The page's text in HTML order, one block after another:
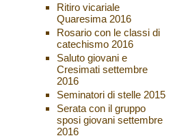
Ritiro vicariale
Quaresima 2016
Rosario con le classi di
catechismo 2016
Saluto giovani e
Cresimati settembre
2016
Seminatori di stelle 2015
Serata con il gruppo
sposi giovani settembre
2016